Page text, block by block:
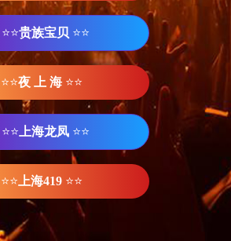
⭐⭐贵族宝贝 ⭐⭐
⭐⭐夜 上 海 ⭐⭐
⭐⭐ 上海龙凤 ⭐⭐
⭐⭐ 上海419 ⭐⭐